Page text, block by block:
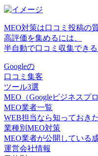
MEO対策は口コミ投稿の
高評価を集めるには、
半自動で口コミ収集でき
Googleの
口コミ集客
ツール3選
MEO（Googleビジネスプ
MEO業者一覧
WEB担当なら知っておき
業種別MEO対策
MEO業者が公開している
運営会社情報